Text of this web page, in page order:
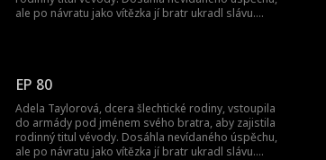
ale po návratu jako vítězka jí bratr ukradl slávu.
EP 80
Adela Taylorová, dcera šlechtické rodiny, vstoupila
do armády pod jménem svého bratra, aby zajistila
rodinný titul vévody. Dosáhla nevídaného úspěchu,
ale po návratu jako vítězka jí bratr ukradl slávu.